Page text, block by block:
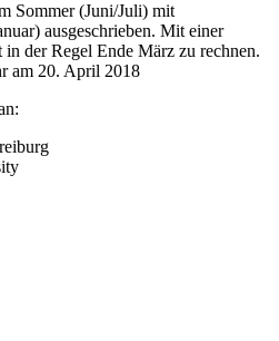
Sommer (Juni/Juli) mit
ausgeschrieben. Mit einer
der Regel Ende März zu rechnen.
am 20. April 2018